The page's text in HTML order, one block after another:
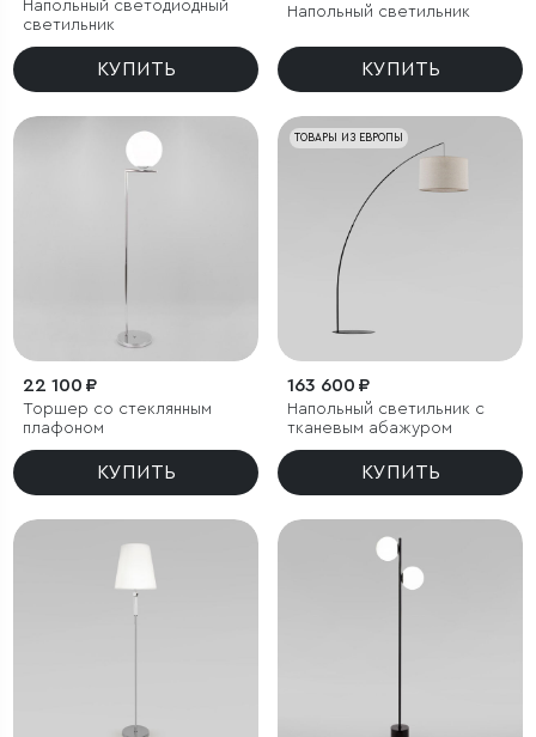
Напольный светодиодный
светильник
КУПИТЬ
Напольный светильник
КУПИТЬ
22 100 ₽
Торшер со стеклянным
плафоном
КУПИТЬ
ТОВАРЫ ИЗ ЕВРОПЫ
163 600 ₽
Напольный светильник с
тканевым абажуром
КУПИТЬ